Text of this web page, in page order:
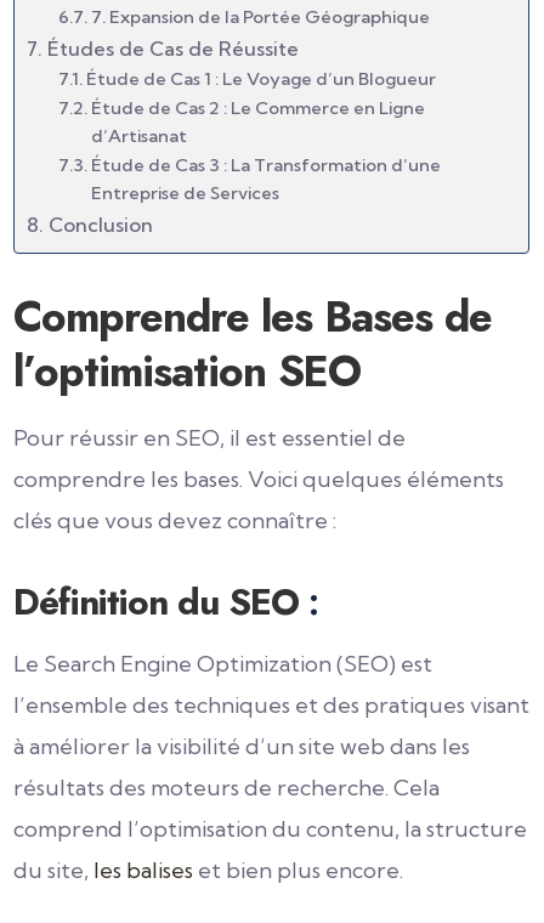
7. Expansion de la Portée Géographique
Études de Cas de Réussite
Étude de Cas 1 : Le Voyage d’un Blogueur
Étude de Cas 2 : Le Commerce en Ligne
d’Artisanat
Étude de Cas 3 : La Transformation d’une
Entreprise de Services
Conclusion
Comprendre les Bases de
l’optimisation SEO
Pour réussir en SEO, il est essentiel de
comprendre les bases. Voici quelques éléments
clés que vous devez connaître :
Définition du SEO:
Le Search Engine Optimization (SEO) est
l’ensemble des techniques et des pratiques visant
à améliorer la visibilité d’un site web dans les
résultats des moteurs de recherche. Cela
comprend l’optimisation du contenu, la structure
du site, les balises et bien plus encore.